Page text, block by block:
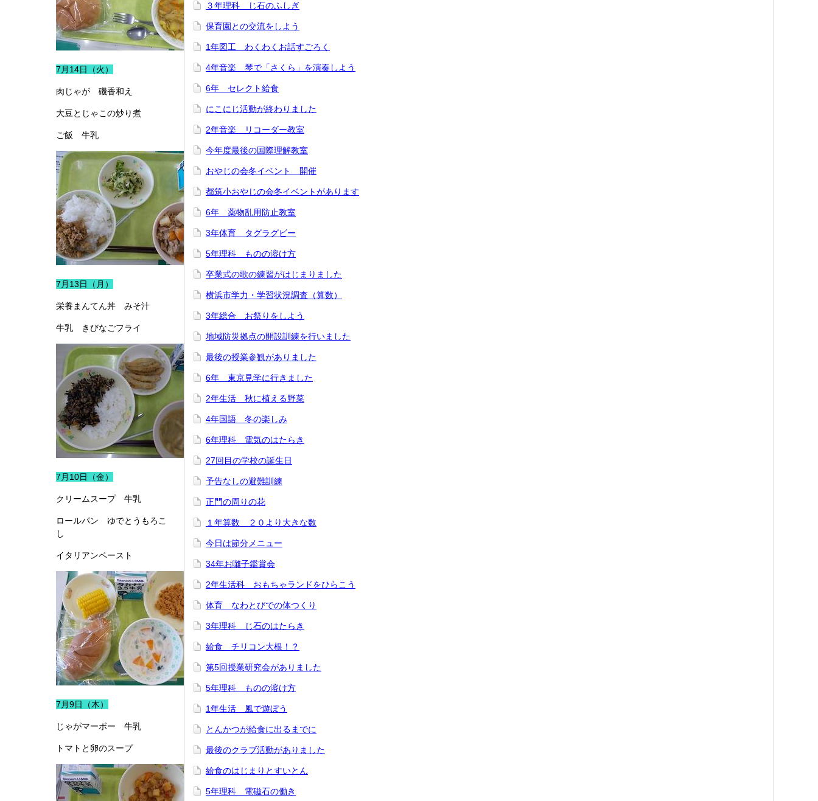
7月14日（火）
肉じゃが 磯香和え
大豆とじゃこの炒り煮
ご飯 牛乳
7月13日（月）
栄養まんてん丼 みそ汁
牛乳 きびなごフライ
7月10日（金）
クリームスープ 牛乳
ロールパン ゆでとうもろこ
し
イタリアンペースト
7月9日（木）
じゃがマーボー 牛乳
トマトと卵のスープ
３年理科 じ石のふしぎ
保育園との交流をしよう
1年図工 わくわくお話すごろく
4年音楽 琴で「さくら」を演奏しよう
6年 セレクト給食
にこにじ活動が終わりました
2年音楽 リコーダー教室
今年度最後の国際理解教室
おやじの会冬イベント 開催
都筑小おやじの会冬イベントがあります
6年 薬物乱用防止教室
3年体育 タグラグビー
5年理科 ものの溶け方
卒業式の歌の練習がはじまりました
横浜市学力・学習状況調査（算数）
3年総合 お祭りをしよう
地域防災拠点の開設訓練を行いました
最後の授業参観がありました
6年 東京見学に行きました
2年生活 秋に植える野菜
4年国語 冬の楽しみ
6年理科 電気のはたらき
27回目の学校の誕生日
予告なしの避難訓練
正門の周りの花
１年算数 ２０より大きな数
今日は節分メニュー
34年お囃子鑑賞会
2年生活科 おもちゃランドをひらこう
体育 なわとびでの体つくり
3年理科 じ石のはたらき
給食 チリコン大根！？
第5回授業研究会がありました
5年理科 ものの溶け方
1年生活 風で遊ぼう
とんかつが給食に出るまでに
最後のクラブ活動がありました
給食のはじまりとすいとん
5年理科 電磁石の働き